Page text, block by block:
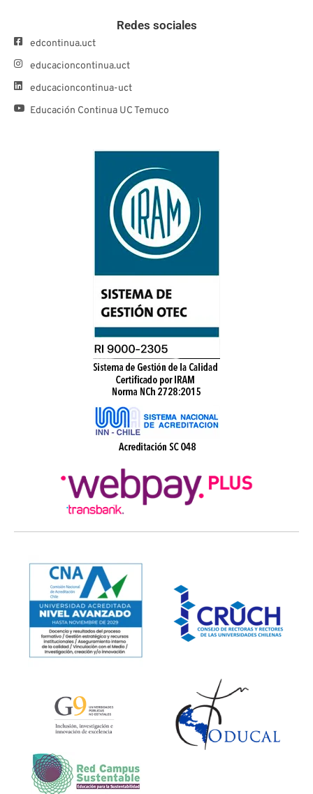
Redes sociales
edcontinua.uct
educacioncontinua.uct
educacioncontinua-uct
Educación Continua UC Temuco